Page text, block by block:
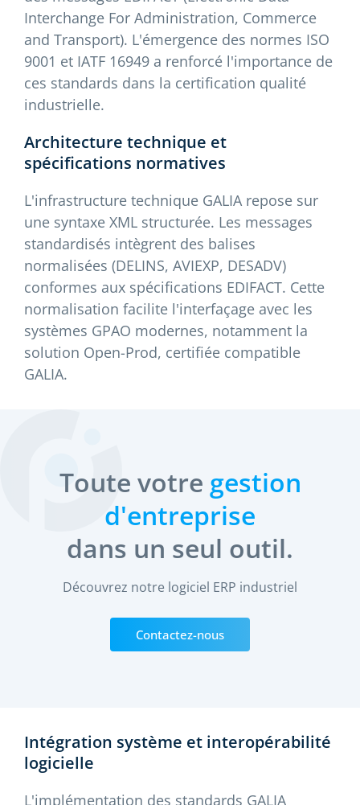
Interchange For Administration, Commerce
and Transport). L'émergence des normes ISO
9001 et IATF 16949 a renforcé l'importance de
ces standards dans la certification qualité
industrielle.
Architecture technique et
spécifications normatives
L'infrastructure technique GALIA repose sur
une syntaxe XML structurée. Les messages
standardisés intègrent des balises
normalisées (DELINS, AVIEXP, DESADV)
conformes aux spécifications EDIFACT. Cette
normalisation facilite l'interfaçage avec les
systèmes GPAO modernes, notamment la
solution Open-Prod, certifiée compatible
GALIA.
Toute votre gestion
d'entreprise
dans un seul outil.
Découvrez notre logiciel ERP industriel
Contactez-nous
Intégration système et interopérabilité
logicielle
L'implémentation des standards GALIA